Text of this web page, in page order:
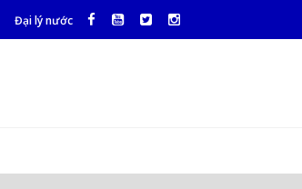
Đại lý nước